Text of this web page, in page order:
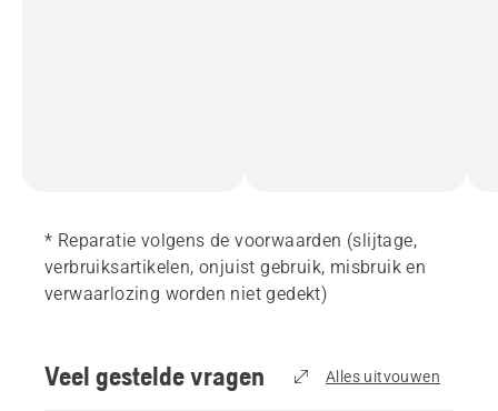
* Reparatie volgens de voorwaarden (slijtage,
verbruiksartikelen, onjuist gebruik, misbruik en
verwaarlozing worden niet gedekt)
Veel gestelde vragen Alles uitvouwen